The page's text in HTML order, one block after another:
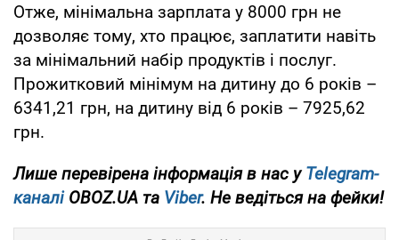
Отже, мінімальна зарплата у 8000 грн не
дозволяє тому, хто працює, заплатити навіть
за мінімальний набір продуктів і послуг.
Прожитковий мінімум на дитину до 6 років –
6341,21 грн, на дитину від 6 років – 7925,62
грн.
Лише перевірена інформація в нас уTelegram-
каналіOBOZ.UA та Viber. Не ведіться на фейки!